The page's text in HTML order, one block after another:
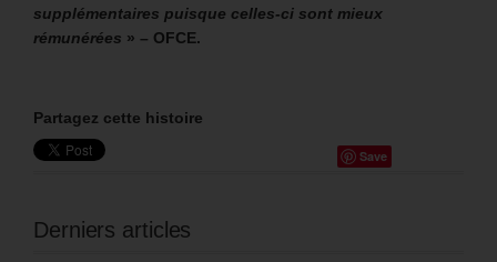
supplémentaires puisque celles-ci sont mieux
rémunérées » – OFCE.
Partagez cette histoire
Save
Derniers articles